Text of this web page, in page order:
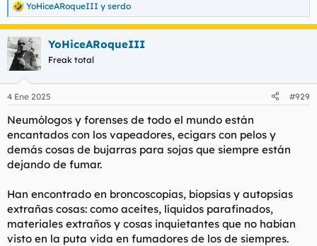
R
e
a
c
c
e
:
YoHiceARoqueIII y serdo
YoHiceARoqueIII
Freak total
4 Ene 2025 #929
Neumólogos y forenses de todo el mundo están
encantados con los vapeadores, ecigars con pelos y
demás cosas de bujarras para sojas que siempre están
dejando de fumar.
Han encontrado en broncoscopias, biopsias y autopsias
extrañas cosas: como aceites, líquidos parafinados,
materiales extraños y cosas inquietantes que no habían
visto en la puta vida en fumadores de los de siempres.